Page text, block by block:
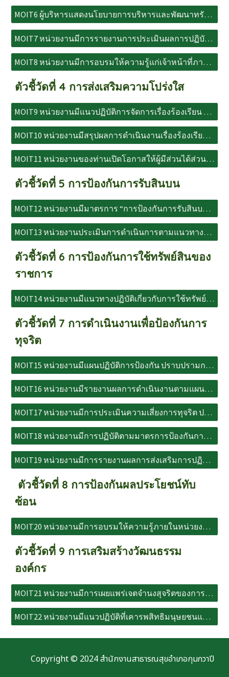
MOIT6 ผู้บริหารแสดงนโยบายการบริหารและพัฒนาทรัพยากรบุคคล
MOIT7 หน่วยงานมีการรายงานการประเมินผลการปฏิบัติราชการของบุคลากรในหน่วยงาน และเปิดเผยผลการปฏิบัติราชการ ระดับดีเด่นฯ
MOIT8 หน่วยงานมีการอบรมให้ความรู้แก่เจ้าหน้าที่ภายในหน่วยงานเกี่ยวกับการเสริมสร้าง และพัฒนาทางด้านจริยธรรมฯ
ตัวชี้วัดที่ 4 การส่งเสริมความโปร่งใส
MOIT9 หน่วยงานมีแนวปฏิบัติการจัดการเรื่องร้องเรียน และช่องทางการร้องเรียน
MOIT10 หน่วยงานมีสรุปผลการดำเนินงานเรื่องร้องเรียนการปฏิบัติงานหรือการให้บริการของเจ้าหน้าที่ภายในหน่วยงานฯ
MOIT11 หน่วยงานของท่านเปิดโอกาสให้ผู้มีส่วนได้ส่วนเสียมีโอกาสเข้ามามีส่วนร่วมในการดำเนินงานตามภารกิจของหน่วยงาน
ตัวชี้วัดที่ 5 การป้องกันการรับสินบน
MOIT12 หน่วยงานมีมาตรการ “การป้องกันการรับสินบน” ที่เป็นระบบ
MOIT13 หน่วยงานประเมินการดำเนินการตามแนวทางปฏิบัติของหน่วยงาน ในปีงบประมาณ พ.ศ. 2567-2568 ตามประกาศกระทรวงสาธารณสุขฯ
ตัวชี้วัดที่ 6 การป้องกันการใช้ทรัพย์สินของ
ราชการ
MOIT14 หน่วยงานมีแนวทางปฏิบัติเกี่ยวกับการใช้ทรัพย์สินของราชการ และมีขั้นตอนการขออนุญาตเพื่อยืมทรัพย์สินของราชการฯ
ตัวชี้วัดที่ 7 การดำเนินงานเพื่อป้องกันการ
ทุจริต
MOIT15 หน่วยงานมีแผนปฏิบัติการป้องกัน ปราบปรามการทุจริตและประพฤติมิชอบ และแผนปฏิบัติการส่งเสริมคุณธรรมของชมรมจริยธรรมฯ
MOIT16 หน่วยงานมีรายงานผลการดำเนินงานตามแผนปฏิบัติการป้องกัน ปราบปรามการทุจริต และประพฤติมิชอบฯ
MOIT17 หน่วยงานมีการประเมินความเสี่ยงการทุจริต ประจำปีงบประมาณ พ.ศ. 2568 อย่างเป็นระบบ
MOIT18 หน่วยงานมีการปฏิบัติตามมาตรการป้องกันการทุจริต (การควบคุมความเสี่ยงการทุจริต)
MOIT19 หน่วยงานมีการรายงานผลการส่งเสริมการปฏิบัติตามประมวลจริยธรรมข้าราชการพลเรือน ฯ
ตัวชี้วัดที่ 8 การป้องกันผลประโยชน์ทับ
ซ้อน
MOIT20 หน่วยงานมีการอบรมให้ความรู้ภายในหน่วยงานเรื่องผลประโยชน์ทับซ้อน โดยใช้หลักสูตรต้านทุจริตศึกษาฯ
ตัวชี้วัดที่ 9 การเสริมสร้างวัฒนธรรม
องค์กร
MOIT21 หน่วยงานมีการเผยแพร่เจตจำนงสุจริตของการปฏิบัติหน้าที่ราชการ และนโยบายที่เคารพ สิทธิมนุษยชนและศักดิ์ศรีฯ
MOIT22 หน่วยงานมีแนวปฏิบัติที่เคารพสิทธิมนุษยชนและศักดิ์ศรีของผู้ปฏิบัติงาน และรายงานการป้องกันและแก้ไขปัญหาฯ
Copyright © 2024 สำนักงานสาธารณสุขอำเภอกุมภวาปี